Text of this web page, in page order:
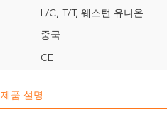
L/C, T/T, 웨스턴 유니온
중국
CE
제품 설명